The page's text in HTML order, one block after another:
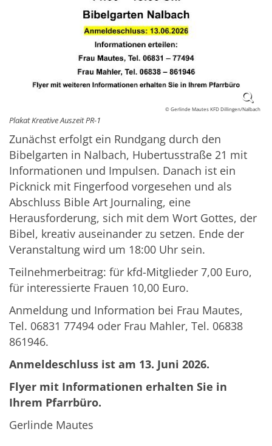
© Gerlinde Mautes KFD Dillingen/Nalbach
Plakat Kreative Auszeit PR-1
Zunächst erfolgt ein Rundgang durch den
Bibelgarten in Nalbach, Hubertusstraße 21 mit
Informationen und Impulsen. Danach ist ein
Picknick mit Fingerfood vorgesehen und als
Abschluss Bible Art Journaling, eine
Herausforderung, sich mit dem Wort Gottes, der
Bibel, kreativ auseinander zu setzen. Ende der
Veranstaltung wird um 18:00 Uhr sein.
Teilnehmerbeitrag: für kfd-Mitglieder 7,00 Euro,
für interessierte Frauen 10,00 Euro.
Anmeldung und Information bei Frau Mautes,
Tel. 06831 77494 oder Frau Mahler, Tel. 06838
861946.
Anmeldeschluss ist am 13. Juni 2026.
Flyer mit Informationen erhalten Sie in
Ihrem Pfarrbüro.
Gerlinde Mautes